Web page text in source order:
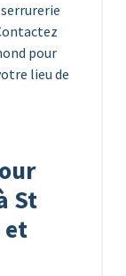
pour
lieu de
St
et